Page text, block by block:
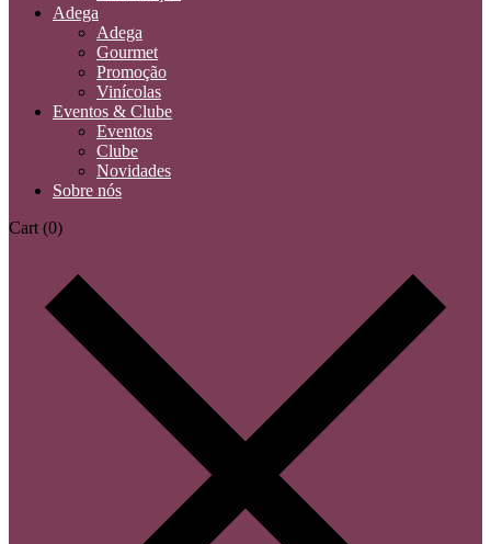
Adega
Adega
Gourmet
Promoção
Vinícolas
Eventos & Clube
Eventos
Clube
Novidades
Sobre nós
Cart (0)